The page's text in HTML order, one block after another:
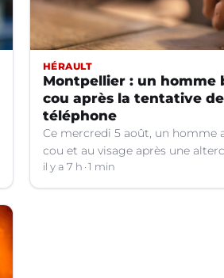
HÉRAULT
Montpellier : un homme
cou après la tentative
téléphone
Ce mercredi 5 août, un homme
cou et au visage après une
concernant un téléphone
(Hérault).
il y a 7 h 1 min